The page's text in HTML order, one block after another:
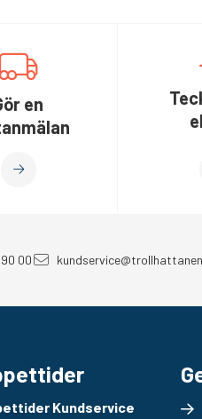
en
00
Kundservice